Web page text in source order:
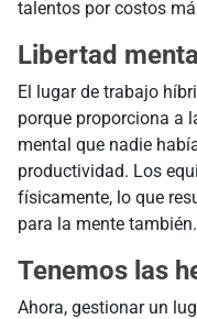
talentos por costos
Libertad mental
El lugar de trabajo
porque proporciona a
mental que nadie
productividad. Los
físicamente, lo que
para la mente también.
Tenemos las
Ahora, gestionar un